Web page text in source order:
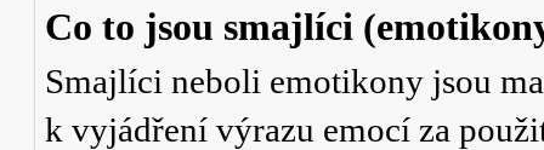
Co to jsou smajlíci
Smajlíci neboli emotikony jsou
k vyjádření výrazu emocí za